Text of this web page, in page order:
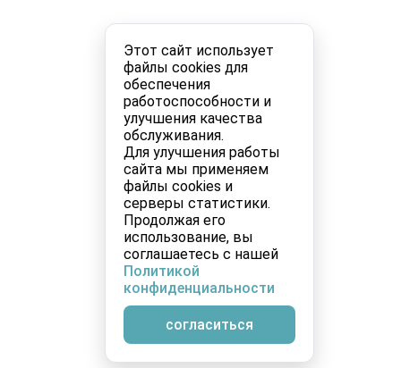
Этот сайт использует
файлы cookies для
обеспечения
работоспособности и
улучшения качества
обслуживания.
Для улучшения работы
сайта мы применяем
файлы cookies и
серверы статистики.
Продолжая его
использование, вы
соглашаетесь с нашей
Политикой
конфиденциальности
согласиться